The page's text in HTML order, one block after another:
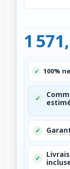
1
✓ 100%
✓
✓
✓